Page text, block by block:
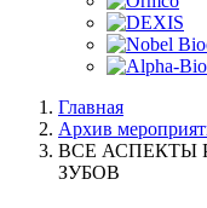
Главная
Архив
ВСЕ АСПЕКТЫ
ЗУБОВ